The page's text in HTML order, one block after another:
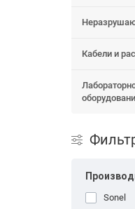
Кабели и
Sonel